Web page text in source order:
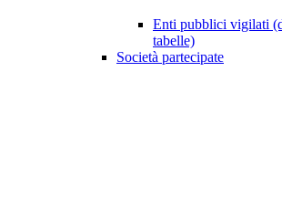
Enti pubblici vigilati
tabelle)
Società partecipate